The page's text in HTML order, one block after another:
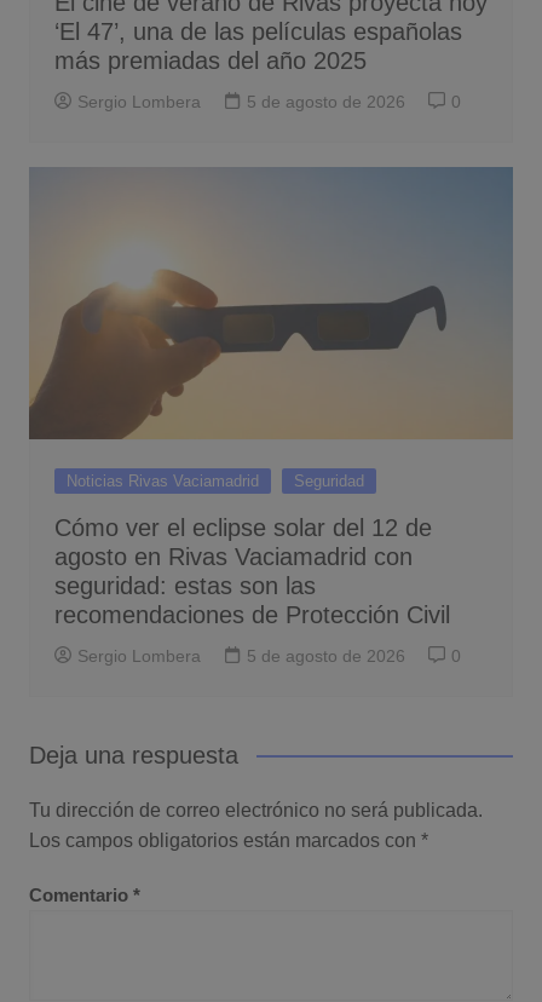
‘El 47’, una de las películas españolas
más premiadas del año 2025
Sergio Lombera 5 de agosto de 2026 0
Noticias Rivas Vaciamadrid Seguridad
Cómo ver el eclipse solar del 12 de
agosto en Rivas Vaciamadrid con
seguridad: estas son las
recomendaciones de Protección Civil
Sergio Lombera 5 de agosto de 2026 0
Deja una respuesta
Tu dirección de correo electrónico no será publicada.
Los campos obligatorios están marcados con *
Comentario *